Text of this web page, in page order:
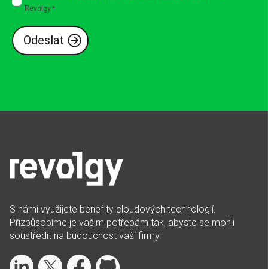
Revolgy.*
S námi využijete benefity cloudových technologií.
Přizpůsobíme je vašim potřebám tak, abyste se mohli
soustředit na budoucnost vaší firmy.